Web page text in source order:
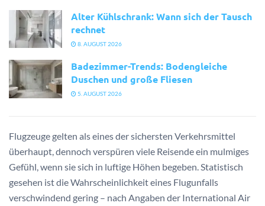
Alter Kühlschrank: Wann sich der Tausch
rechnet
8. AUGUST 2026
Badezimmer-Trends: Bodengleiche
Duschen und große Fliesen
5. AUGUST 2026
Flugzeuge gelten als eines der sichersten Verkehrsmittel
überhaupt, dennoch verspüren viele Reisende ein mulmiges
Gefühl, wenn sie sich in luftige Höhen begeben. Statistisch
gesehen ist die Wahrscheinlichkeit eines Flugunfalls
verschwindend gering – nach Angaben der International Air